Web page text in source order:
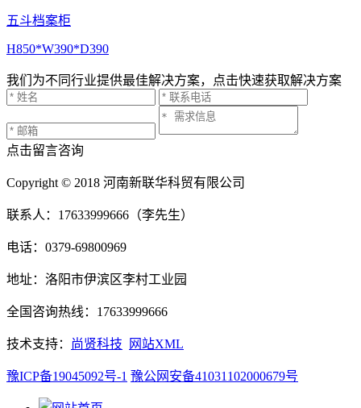
五斗档案柜
H850*W390*D390
我们为不同行业提供最佳解决方案，点击快速获取解决方案
点击留言咨询
Copyright © 2018 河南新联华科贸有限公司
联系人：17633999666（李先生）
电话：0379-69800969
地址：洛阳市伊滨区李村工业园
全国咨询热线：17633999666
技术支持： 尚贤科技 网站XML
豫ICP备19045092号-1 豫公网安备41031102000679号